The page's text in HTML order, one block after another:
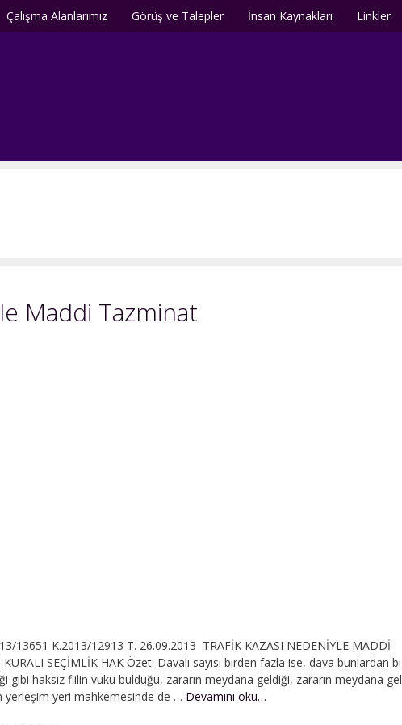
Çalışma Alanlarımız Görüş ve Talepler İnsan Kaynakları Linkler
Maddi Tazminat
13651 K.2013/12913 T. 26.09.2013 TRAFİK KAZASI NEDENİYLE MADDİ
SEÇİMLİK HAK Özet: Davalı sayısı birden fazla ise, dava bunlardan
gibi haksız fiilin vuku bulduğu, zararın meydana geldiği, zararın meydana
yerleşim yeri mah­kemesinde de … Devamını oku…